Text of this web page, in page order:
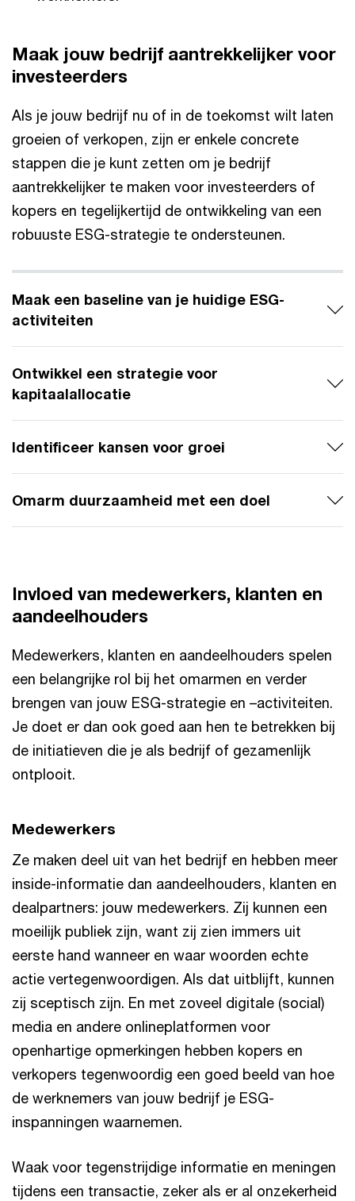
Maak jouw bedrijf aantrekkelijker voor
investeerders
Als je jouw bedrijf nu of in de toekomst wilt laten
groeien of verkopen, zijn er enkele concrete
stappen die je kunt zetten om je bedrijf
aantrekkelijker te maken voor investeerders of
kopers en tegelijkertijd de ontwikkeling van een
robuuste ESG-strategie te ondersteunen.
Maak een baseline van je huidige ESG-
activiteiten
Ontwikkel een strategie voor
kapitaalallocatie
Identificeer kansen voor groei
Omarm duurzaamheid met een doel
Invloed van medewerkers, klanten en
aandeelhouders
Medewerkers, klanten en aandeelhouders spelen
een belangrijke rol bij het omarmen en verder
brengen van jouw ESG-strategie en –activiteiten.
Je doet er dan ook goed aan hen te betrekken bij
de initiatieven die je als bedrijf of gezamenlijk
ontplooit.
Medewerkers
Ze maken deel uit van het bedrijf en hebben meer
inside-informatie dan aandeelhouders, klanten en
dealpartners: jouw medewerkers. Zij kunnen een
moeilijk publiek zijn, want zij zien immers uit
eerste hand wanneer en waar woorden echte
actie vertegenwoordigen. Als dat uitblijft, kunnen
zij sceptisch zijn. En met zoveel digitale (social)
media en andere onlineplatformen voor
openhartige opmerkingen hebben kopers en
verkopers tegenwoordig een goed beeld van hoe
de werknemers van jouw bedrijf je ESG-
inspanningen waarnemen.
Waak voor tegenstrijdige informatie en meningen
tijdens een transactie, zeker als er al onzekerheid